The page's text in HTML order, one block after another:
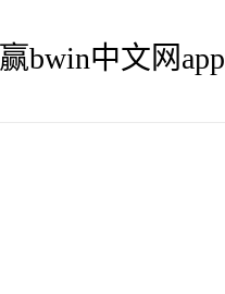
bwin中文网app